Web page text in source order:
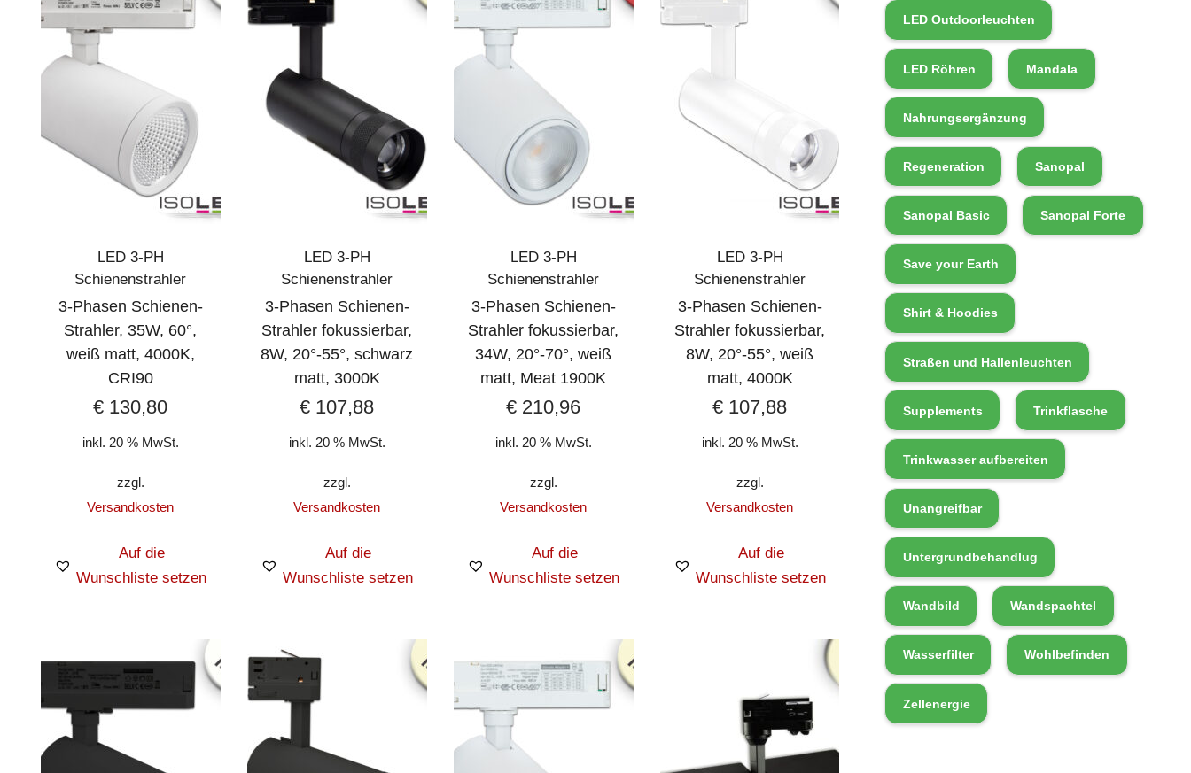
LED 3-PH
Schienenstrahler
3-Phasen Schienen-
Strahler, 35W, 60°,
weiß matt, 4000K,
CRI90
€ 130,80
inkl. 20 % MwSt.
zzgl.
Versandkosten
Auf die
Wunschliste setzen
LED 3-PH
Schienenstrahler
3-Phasen Schienen-
Strahler fokussierbar,
8W, 20°-55°, schwarz
matt, 3000K
€ 107,88
inkl. 20 % MwSt.
zzgl.
Versandkosten
Auf die
Wunschliste setzen
LED 3-PH
Schienenstrahler
3-Phasen Schienen-
Strahler fokussierbar,
34W, 20°-70°, weiß
matt, Meat 1900K
€ 210,96
inkl. 20 % MwSt.
zzgl.
Versandkosten
Auf die
Wunschliste setzen
LED 3-PH
Schienenstrahler
3-Phasen Schienen-
Strahler fokussierbar,
8W, 20°-55°, weiß
matt, 4000K
€ 107,88
inkl. 20 % MwSt.
zzgl.
Versandkosten
Auf die
Wunschliste setzen
LED Outdoorleuchten
LED Röhren Mandala
Nahrungsergänzung
Regeneration Sanopal
Sanopal Basic Sanopal Forte
Save your Earth
Shirt & Hoodies
Straßen und Hallenleuchten
Supplements Trinkflasche
Trinkwasser aufbereiten
Unangreifbar
Untergrundbehandlug
Wandbild Wandspachtel
Wasserfilter Wohlbefinden
Zellenergie